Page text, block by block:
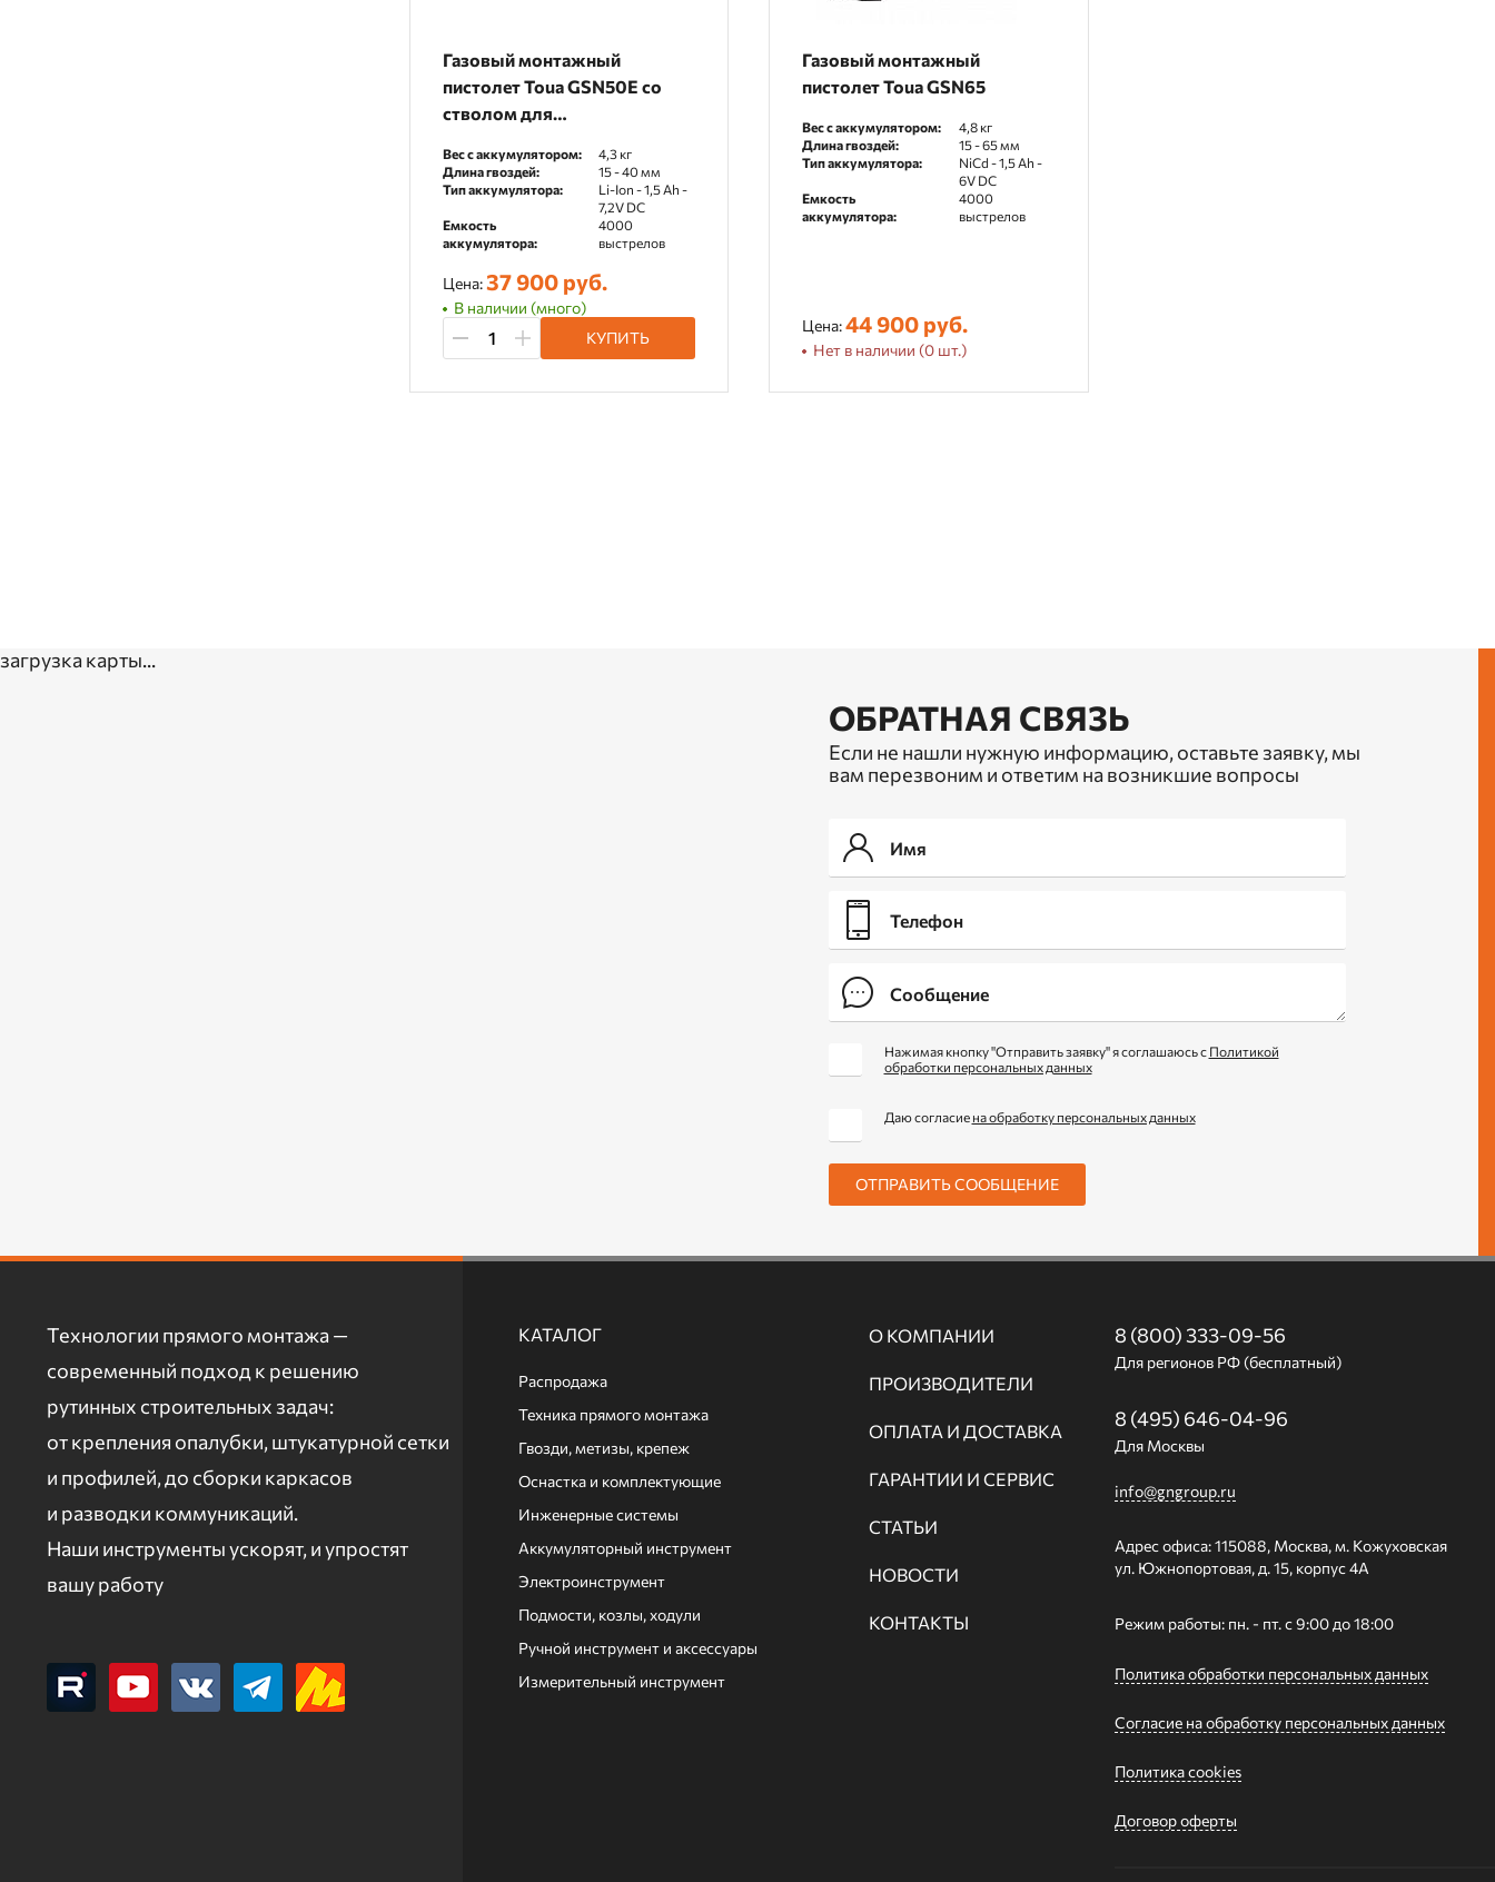
Газовый монтажный
пистолет Toua GSN50E со
стволом для
Вес с аккумулятором:
4,3 кг
Длина гвоздей:
15 - 40 мм
Тип аккумулятора:
Li-Ion - 1,5 Ah -
7,2V DC
Емкость
аккумулятора:
4000
выстрелов
Цена:37 900 руб.
В наличии (много)
КУПИТЬ
Газовый монтажный
пистолет Toua GSN65
Вес с аккумулятором:
4,8 кг
Длина гвоздей:
15 - 65 мм
Тип аккумулятора:
NiCd - 1,5 Ah -
6V DC
Емкость
аккумулятора:
4000
выстрелов
Цена:44 900 руб.
Нет в наличии (0 шт.)
загрузка карты...
ОБРАТНАЯ СВЯЗЬ
Если не нашли нужную информацию, оставьте заявку, мы
вам перезвоним и ответим на возникшие вопросы
Нажимая кнопку "Отправить заявку" я соглашаюсь с Политикой
обработки персональных данных
Даю согласие на обработку персональных данных
ОТПРАВИТЬ СООБЩЕНИЕ
Технологии прямого монтажа —
современный подход к решению
рутинных строительных задач:
от крепления опалубки, штукатурной сетки
и профилей, до сборки каркасов
и разводки коммуникаций.
Наши инструменты ускорят, и упростят
вашу работу
КАТАЛОГ
Распродажа
Техника прямого монтажа
Гвозди, метизы, крепеж
Оснастка и комплектующие
Инженерные системы
Аккумуляторный инструмент
Электроинструмент
Подмости, козлы, ходули
Ручной инcтрумент и аксессуары
Измерительный инструмент
О КОМПАНИИ
ПРОИЗВОДИТЕЛИ
ОПЛАТА И ДОСТАВКА
ГАРАНТИИ И СЕРВИС
СТАТЬИ
НОВОСТИ
КОНТАКТЫ
8 (800) 333-09-56
Для регионов РФ (бесплатный)
8 (495) 646-04-96
Для Москвы
info@gngroup.ru
Адрес офиса: 115088, Москва, м. Кожуховская
ул. Южнопортовая, д. 15, корпус 4А
Режим работы: пн. - пт. с 9:00 до 18:00
Политика обработки персональных данных
Согласие на обработку персональных данных
Политика cookies
Договор оферты